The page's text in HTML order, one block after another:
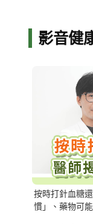
影音健
按時打針血糖
慣」、藥物可